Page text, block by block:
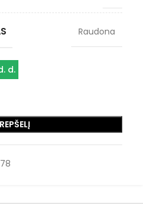
Raudona
d.